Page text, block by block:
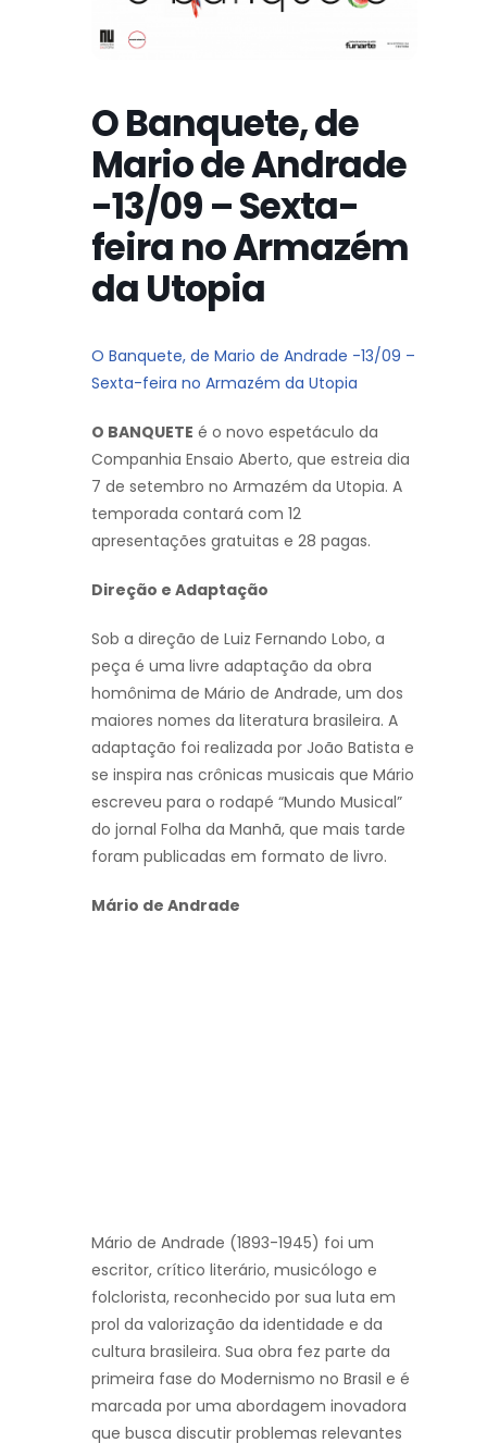
O Banquete, de
Mario de Andrade
-13/09 – Sexta-
feira no Armazém
da Utopia
O Banquete, de Mario de Andrade -13/09 –
Sexta-feira no Armazém da Utopia
O BANQUETE é o novo espetáculo da
Companhia Ensaio Aberto, que estreia dia
7 de setembro no Armazém da Utopia. A
temporada contará com 12
apresentações gratuitas e 28 pagas.
Direção e Adaptação
Sob a direção de Luiz Fernando Lobo, a
peça é uma livre adaptação da obra
homônima de Mário de Andrade, um dos
maiores nomes da literatura brasileira. A
adaptação foi realizada por João Batista e
se inspira nas crônicas musicais que Mário
escreveu para o rodapé “Mundo Musical”
do jornal Folha da Manhã, que mais tarde
foram publicadas em formato de livro.
Mário de Andrade
Mário de Andrade (1893-1945) foi um
escritor, crítico literário, musicólogo e
folclorista, reconhecido por sua luta em
prol da valorização da identidade e da
cultura brasileira. Sua obra fez parte da
primeira fase do Modernismo no Brasil e é
marcada por uma abordagem inovadora
que busca discutir problemas relevantes